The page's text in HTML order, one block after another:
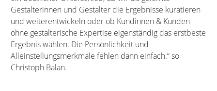
Gestalterinnen und Gestalter die Ergebnisse kuratieren
und weiterentwickeln oder ob Kundinnen & Kunden
ohne gestalterische Expertise eigenständig das erstbeste
Ergebnis wählen. Die Persönlichkeit und
Alleinstellungsmerkmale fehlen dann einfach.“ so
Christoph Balan.